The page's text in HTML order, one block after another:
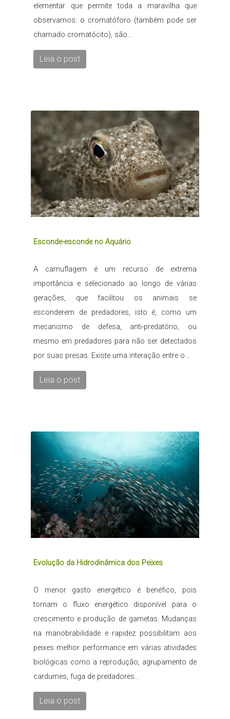
elementar que permite toda a maravilha que
observamos: o cromatóforo (também pode ser
chamado cromatócito), são...
Leia o post
Esconde-esconde no Aquário
A camuflagem é um recurso de extrema
importância e selecionado ao longo de várias
gerações, que facilitou os animais se
esconderem de predadores, isto é, como um
mecanismo de defesa, anti-predatório, ou
mesmo em predadores para não ser detectados
por suas presas. Existe uma interação entre o...
Leia o post
Evolução da Hidrodinâmica dos Peixes
O menor gasto energético é benéfico, pois
tornam o fluxo energético disponível para o
crescimento e produção de gametas. Mudanças
na manobrabilidade e rapidez possibilitam aos
peixes melhor performance em várias atividades
biológicas como a reprodução, agrupamento de
cardumes, fuga de predadores...
Leia o post